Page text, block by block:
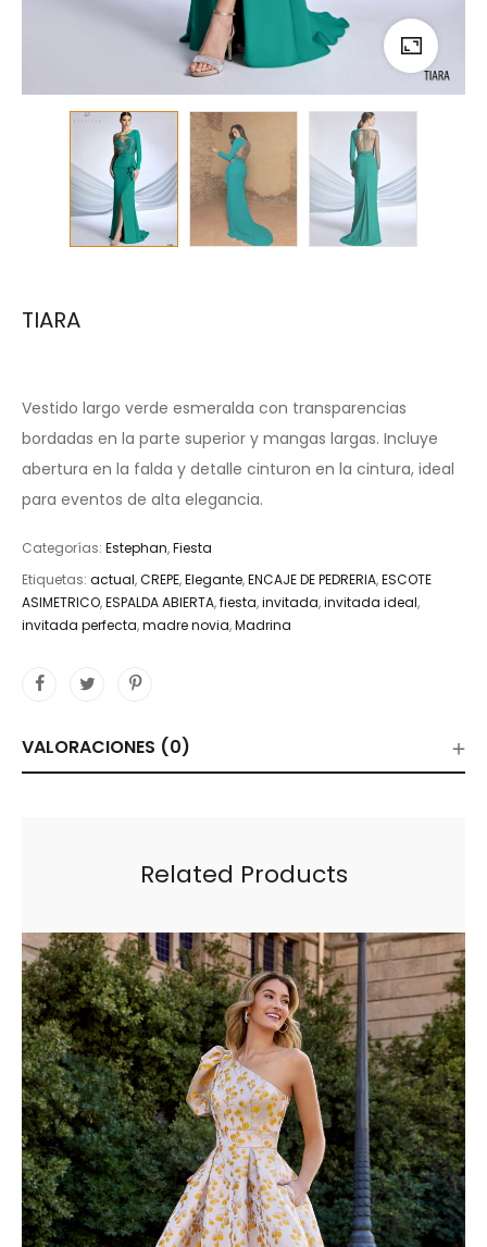
TIARA
Vestido largo verde esmeralda con transparencias
bordadas en la parte superior y mangas largas. Incluye
abertura en la falda y detalle cinturon en la cintura, ideal
para eventos de alta elegancia.
Categorías: Estephan,Fiesta
Etiquetas: actual,CREPE,Elegante,ENCAJE DE PEDRERIA,ESCOTE
ASIMETRICO,ESPALDA ABIERTA,fiesta,invitada,invitada ideal,
invitada perfecta,madre novia,Madrina
VALORACIONES (0)
Related Products